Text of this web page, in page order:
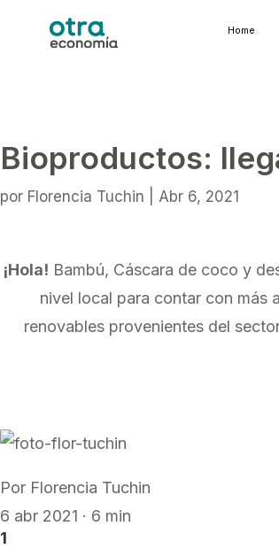
Home
Bioproductos:
por Florencia Tuchin Abr 6, 2021
¡Hola! Bambú, Cáscara de coco y
nivel local para contar con más
renovables provenientes del
Por Florencia Tuchin
6 abr 2021 · 6 min
1